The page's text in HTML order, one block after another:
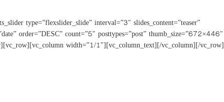
type=”flexslider_slide” interval=”3″ slides_content=”teaser”
order=”DESC” count=”5″ posttypes=”post” thumb_size=”672×446″
width=”1/1″][vc_column_text][/vc_column][/vc_row]